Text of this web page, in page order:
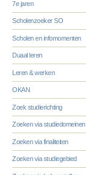
7e jaren
Scholenzoeker SO
Scholen en infomomenten
Duaal leren
Leren & werken
OKAN
Zoek studierichting
Zoeken via studiedomeinen
Zoeken via finaliteiten
Zoeken via studiegebied